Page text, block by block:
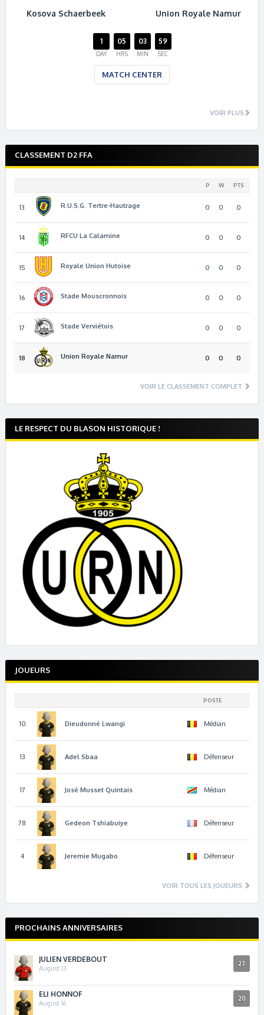
Kosova Schaerbeek Union Royale Namur
1
DAY
05
HRS
03
MIN
59
SEC
MATCH CENTER
VOIR PLUS
CLASSEMENT D2 FFA
P W PTS
13 R.U.S.G. Tertre-Hautrage 0 0 0
14 RFCU La Calamine 0 0 0
15 Royale Union Hutoise 0 0 0
16 Stade Mouscronnois 0 0 0
17 Stade Verviétois 0 0 0
18 Union Royale Namur 0 0 0
VOIR LE CLASSEMENT COMPLET
LE RESPECT DU BLASON HISTORIQUE !
JOUEURS
POSTE
10 Dieudonné Lwangi Médian
13 Adel Sbaa Défenseur
17 José Musset Quintais Médian
78 Gedeon Tshiabuiye Défenseur
4 Jeremie Mugabo Défenseur
VOIR TOUS LES JOUEURS
PROCHAINS ANNIVERSAIRES
JULIEN VERDEBOUT 27
August 13
ELI HONNOF 20
August 16